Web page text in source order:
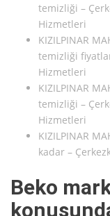
temizliği –
Hizmetleri
KIZILPINAR
temizliği
Hizmetleri
KIZILPINAR
temizliği –
Hizmetleri
KIZILPINAR
kadar –
Beko